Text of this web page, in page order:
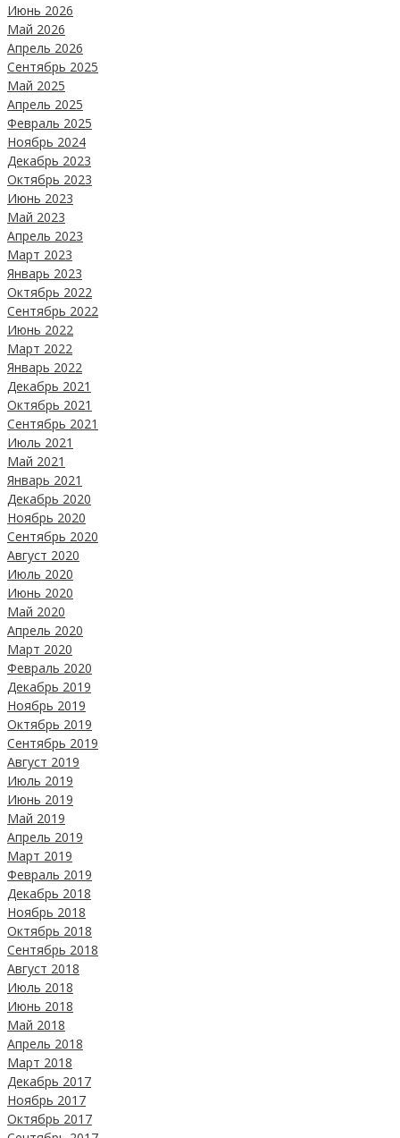
Июнь 2026
Май 2026
Апрель 2026
Сентябрь 2025
Май 2025
Апрель 2025
Февраль 2025
Ноябрь 2024
Декабрь 2023
Октябрь 2023
Июнь 2023
Май 2023
Апрель 2023
Март 2023
Январь 2023
Октябрь 2022
Сентябрь 2022
Июнь 2022
Март 2022
Январь 2022
Декабрь 2021
Октябрь 2021
Сентябрь 2021
Июль 2021
Май 2021
Январь 2021
Декабрь 2020
Ноябрь 2020
Сентябрь 2020
Август 2020
Июль 2020
Июнь 2020
Май 2020
Апрель 2020
Март 2020
Февраль 2020
Декабрь 2019
Ноябрь 2019
Октябрь 2019
Сентябрь 2019
Август 2019
Июль 2019
Июнь 2019
Май 2019
Апрель 2019
Март 2019
Февраль 2019
Декабрь 2018
Ноябрь 2018
Октябрь 2018
Сентябрь 2018
Август 2018
Июль 2018
Июнь 2018
Май 2018
Апрель 2018
Март 2018
Декабрь 2017
Ноябрь 2017
Октябрь 2017